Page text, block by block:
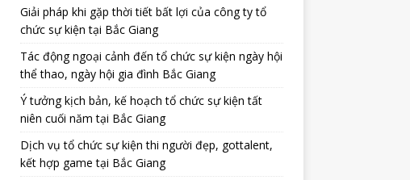
Giải pháp khi gặp thời tiết bất lợi của công ty tổ
chức sự kiện tại Bắc Giang
Tác động ngoại cảnh đến tổ chức sự kiện ngày hội
thể thao, ngày hội gia đình Bắc Giang
Ý tưởng kịch bản, kế hoạch tổ chức sự kiện tất
niên cuối năm tại Bắc Giang
Dịch vụ tổ chức sự kiện thi người đẹp, gottalent,
kết hợp game tại Bắc Giang